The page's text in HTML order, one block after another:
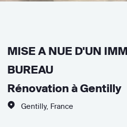
MISE A NUE D'UN
BUREAU
Rénovation à Gentilly
Gentilly, France